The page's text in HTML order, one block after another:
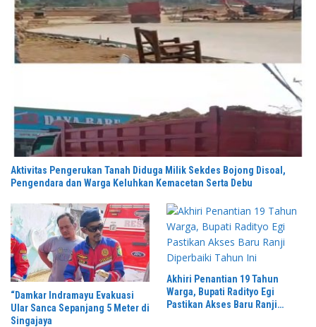
Aktivitas Pengerukan Tanah Diduga Milik Sekdes Bojong Disoal,
Pengendara dan Warga Keluhkan Kemacetan Serta Debu
“Damkar Indramayu Evakuasi
Ular Sanca Sepanjang 5 Meter di
Singajaya
Akhiri Penantian 19 Tahun
Warga, Bupati Radityo Egi
Pastikan Akses Baru Ranji